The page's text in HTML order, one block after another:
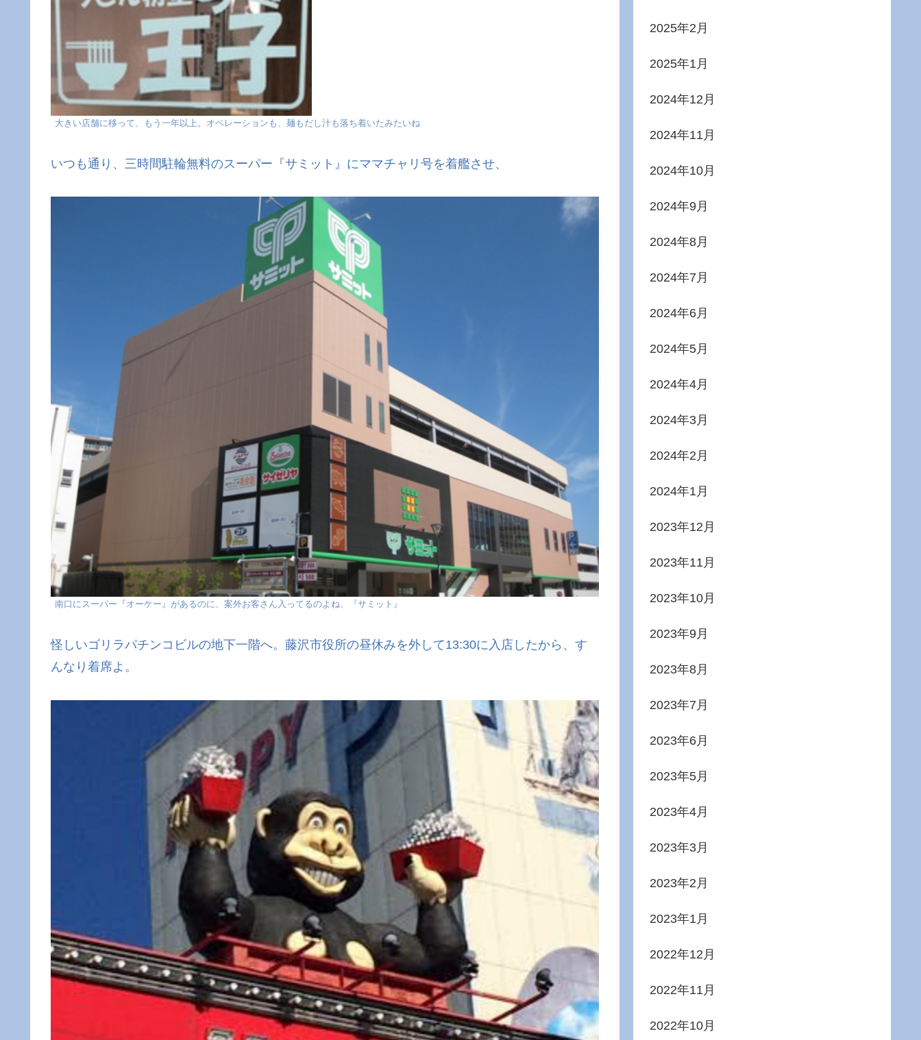
大きい店舗に移って、もう一年以上。オペレーションも、麺もだし汁も落ち着いたみたいね
いつも通り、三時間駐輪無料のスーパー『サミット』にママチャリ号を着艦させ、
南口にスーパー『オーケー』があるのに、案外お客さん入ってるのよね、『サミット』
怪しいゴリラパチンコビルの地下一階へ。藤沢市役所の昼休みを外して13:30に入店したから、す
んなり着席よ。
2025年2月
2025年1月
2024年12月
2024年11月
2024年10月
2024年9月
2024年8月
2024年7月
2024年6月
2024年5月
2024年4月
2024年3月
2024年2月
2024年1月
2023年12月
2023年11月
2023年10月
2023年9月
2023年8月
2023年7月
2023年6月
2023年5月
2023年4月
2023年3月
2023年2月
2023年1月
2022年12月
2022年11月
2022年10月